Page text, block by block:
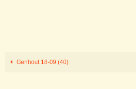
Genhout 18-09 (40)